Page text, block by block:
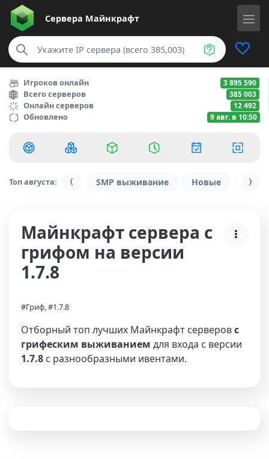
Сервера Майнкрафт
Игроков онлайн 3 895 590
Всего серверов 385 003
Онлайн серверов 12 492
Обновлено 9 авг. в 10:50
Топ августа: SMP выживание Новые С
Майнкрафт сервера с
грифом на версии
1.7.8
#Гриф, #1.7.8
Отборный топ лучших Майнкрафт серверовс
грифеским выживанием для входа с версии
1.7.8 с разнообразными ивентами.